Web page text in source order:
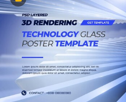
Premium